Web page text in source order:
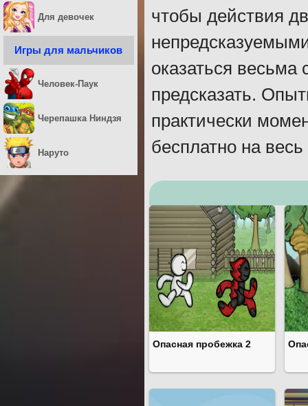
чтобы действия
оказаться весьма
предсказать.
практически
бесплатно на весь
Опасная пробежка 2
Для девочек
Игры для мальчиков
Человек-Паук
Черепашка Ниндзя
Наруто